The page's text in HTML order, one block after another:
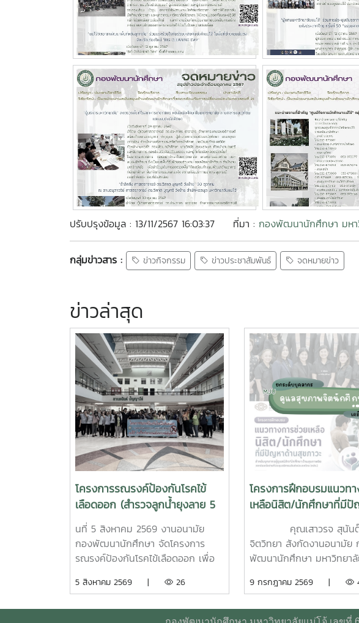
ปรับปรุงข้อมูล : 13/11/2567 16:03:37 ที่มา : กองพัฒนานักศึกษา มหา
กลุ่มข่าวสาร : ข่าวกิจกรรม ข่าวประชาสัมพันธ์ จดหมายข่าว
ข่าวล่าสุด
โครงการรณรงค์ป้องกันโรคไข้
เลือดออก (สำรวจลูกน้ำยุงลาย 5
สค.69)
นที่ 5 สิงหาคม 2569 งานอนามัย
กองพัฒนานักศึกษา จัดโครงการ
รณรงค์ป้องกันโรคไข้เลือดออก เพื่อ
การระบาดของโรคไข้เลือดออก โดยได้
สุขภาพชุมชนตำบลหนองหาร และ
5 สิงหาคม 2569 | 26
โครงการฝึกอบรมแนวท
เหลือนิสิต/นักศึกษาที่มีปั
สุขภาวะ สำหรับบุคลากร
งานด้านสุขภาพจิต
คุณเสาวรจ สุนันต๊
จิตวิทยา สังกัดงานอนามัย
พัฒนานักศึกษา มหาวิทยาลั
แนวทางการช่วยเหลือนิสิต/
ปฏิบัติงานด้านสุขภาพจิตระ
9 กรกฎาคม 2569 |